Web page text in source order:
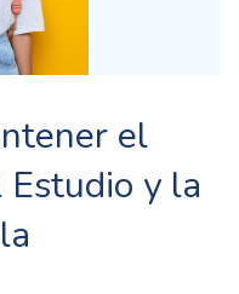
el
y la